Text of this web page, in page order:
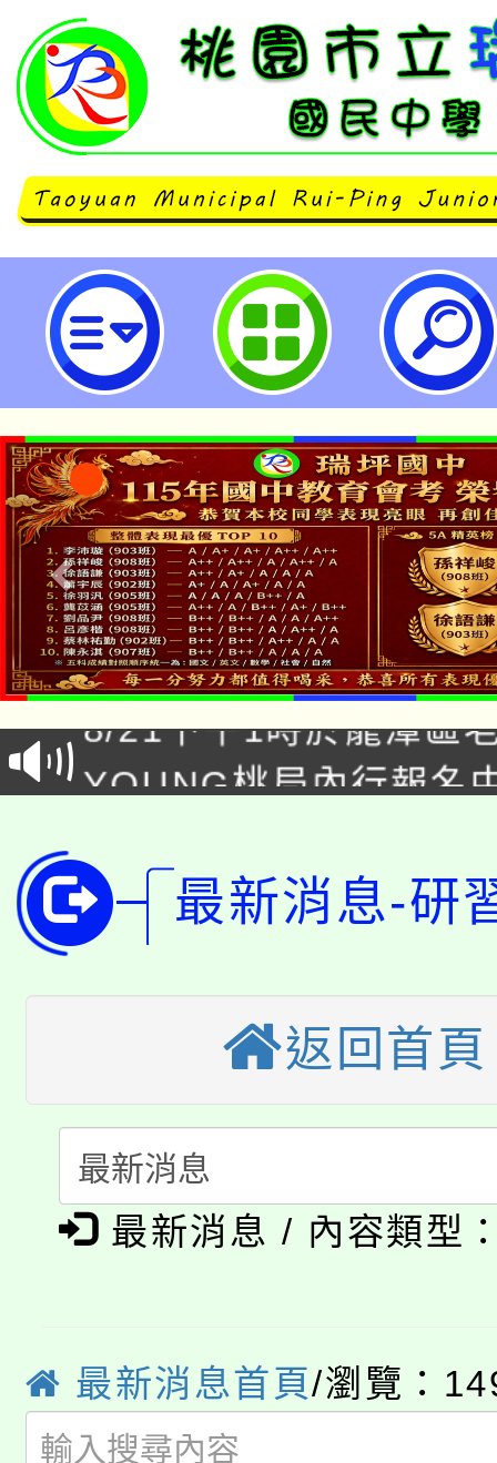
114年「能源議題推廣應用工作坊
場次-桃園市立瑞坪國民中學
「本色祭」8/29、30在
8/21下午1時於龍潭區
徵才活動。
YOUNG桃局內行報名
開!
115年桃園市運動會8/
田徑場及游泳池舉行。
桃園市低收入戶享有免
視費優惠，中低收入戶
半價優惠，詳情可洽有
者。
大園自造教育及科技中
份教師增能研習
大溪自造教育及科技
份教師研習
淨零綠生活教案入校路
會
115年食農教育專業人
程
「本色祭」8/29、30在
局官網。
8月14至27日，桃園電
開!
115年桃園市運動會8/
最新消息-研
返回首頁
最新消息 / 內容類型
最新消息首頁/瀏覽：